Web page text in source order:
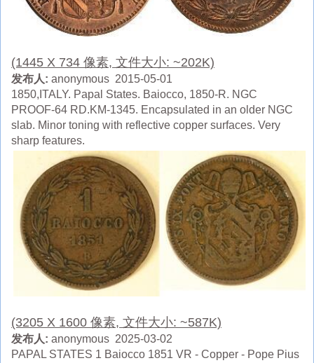
(1445 X 734 像素, 文件大小: ~202K)
发布人: anonymous 2015-05-01
1850,ITALY. Papal States. Baiocco, 1850-R. NGC
PROOF-64 RD.KM-1345. Encapsulated in an older NGC
slab. Minor toning with reflective copper surfaces. Very
sharp features.
(3205 X 1600 像素, 文件大小: ~587K)
发布人: anonymous 2025-03-02
PAPAL STATES 1 Baiocco 1851 VR - Copper - Pope Pius